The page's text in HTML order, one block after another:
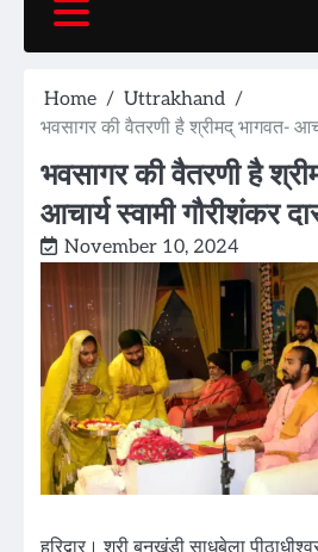
Home
Uttrakhand
भवसागर की वैतरणी है श्रीमद् भागवत-
भवसागर की वैतरणी है
आचार्य स्वामी गौरीशंकर
November 10, 2024